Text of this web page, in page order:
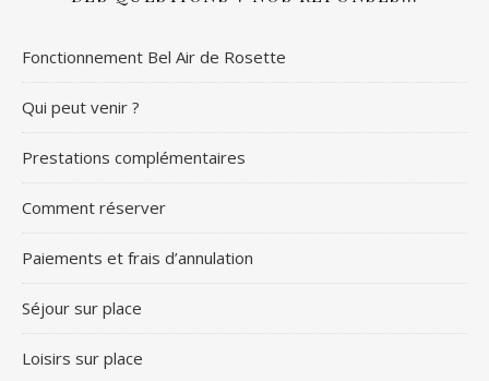
Fonctionnement Bel Air de Rosette
Qui peut venir ?
Prestations complémentaires
Comment réserver
Paiements et frais d’annulation
Séjour sur place
Loisirs sur place